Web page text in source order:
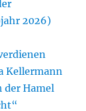
2026)
Kellermann
der Hamel